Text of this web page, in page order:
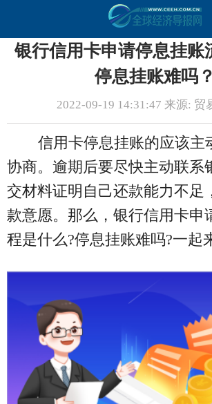
银行信用卡申请停息挂账
停息挂账难吗？
2022-09-19 14:31:47 来源: 贸
信用卡停息挂账的应该主
协商。逾期后要尽快主动联系
交材料证明自己还款能力不足
款意愿。那么，银行信用卡申
程是什么?停息挂账难吗?一起